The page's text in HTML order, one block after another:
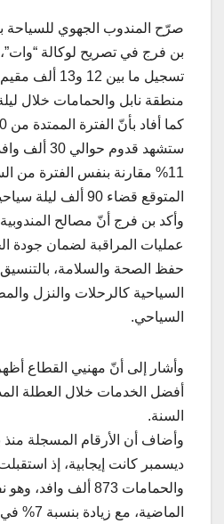
صرّح المندوب الجهوي للسياحة
بن فرج في تصريح لوكالة
تسجيل ما بين
منطقة نابل والحمامات خلال
ستشهد قدوم
11% مقارنة بنفس الفترة من
المتوقع قضاء 90 ألف ليلة سياحية، بزيادة تقدر بـ23%.
وأكد بن فرج أنّ مصالح
عمليات المراقبة لضمان جودة
حفظ الصحة والسلامة،
السياحية كالرحلات والنزل
السياحي.
وأشار إلى أنّ مهنيي القطاع
أفضل الخدمات خلال العطلة
السنة.
ديسمبر كانت إيجابية، إذ
والحمامات 873 ألف
الماضية،